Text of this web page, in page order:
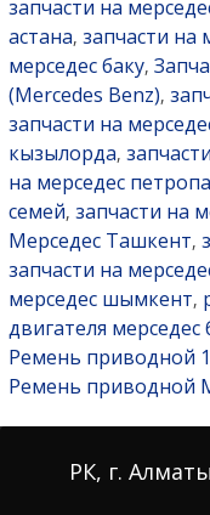
запчасти на
астана, запчасти на
мерседес баку,
(Mercedes Benz),
запчасти на
кызылорда,
на мерседес
семей, запчасти на
Мерседес Ташкент,
запчасти на
мерседес шымкент,
двигателя мерседес
Ремень приводной
Ремень приводной
РК, г.